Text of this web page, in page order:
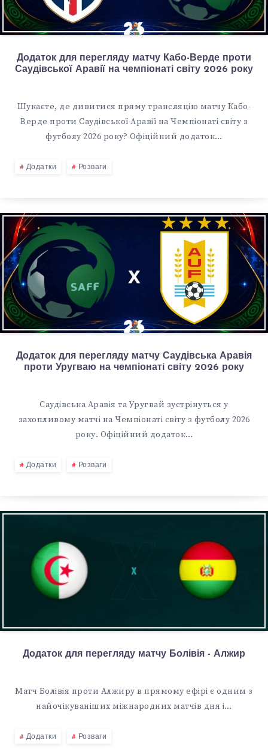
Додаток для перегляду матчу Кабо-Верде проти
Саудівської Аравії на чемпіонаті світу 2026 року
Шукаєте, де дивитися пряму трансляцію матчу Кабо-
Верде проти Саудівської Аравії на Чемпіонаті світу з
футболу 2026 року? Офіційний додаток…
Додатки Розваги
Додаток для перегляду матчу Саудівська Аравія
проти Уругваю на чемпіонаті світу 2026 року
Саудівська Аравія та Уругвай зустрінуться у
захопливому матчі на Чемпіонаті світу з футболу 2026
року. Офіційний додаток…
Додатки Розваги
Додаток для перегляду матчу Болівія - Алжир
Матч Болівія проти Алжиру в прямому ефірі є одним з
найочікуваніших міжнародних матчів дня і…
Додатки Розваги